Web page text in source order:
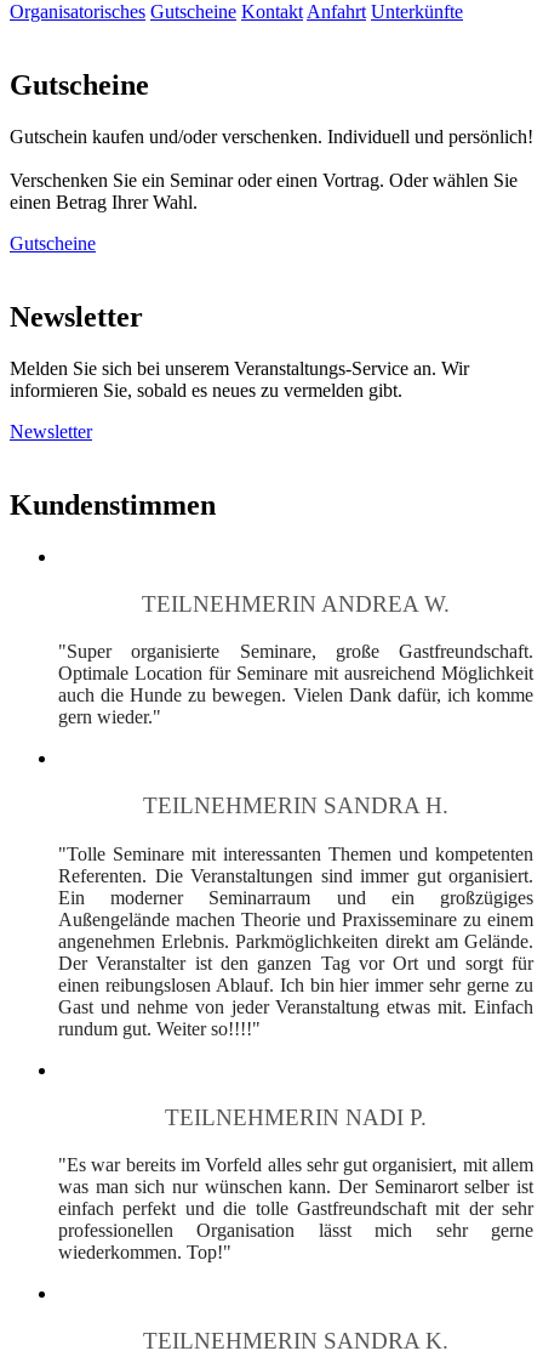
Organisatorisches Gutscheine KontaktAnfahrt Unterkünfte
Gutscheine
Gutschein kaufen und/oder verschenken. Individuell und persönlich!
Verschenken Sie ein Seminar oder einen Vortrag. Oder wählen Sie
einen Betrag Ihrer Wahl.
Gutscheine
Newsletter
Melden Sie sich bei unserem Veranstaltungs-Service an. Wir
informieren Sie, sobald es neues zu vermelden gibt.
Newsletter
Kundenstimmen
TEILNEHMERIN ANDREA W.
"Super organisierte Seminare, große Gastfreundschaft.
Optimale Location für Seminare mit ausreichend Möglichkeit
auch die Hunde zu bewegen. Vielen Dank dafür, ich komme
gern wieder."
TEILNEHMERIN SANDRA H.
"Tolle Seminare mit interessanten Themen und kompetenten
Referenten. Die Veranstaltungen sind immer gut organisiert.
Ein moderner Seminarraum und ein großzügiges
Außengelände machen Theorie und Praxisseminare zu einem
angenehmen Erlebnis. Parkmöglichkeiten direkt am Gelände.
Der Veranstalter ist den ganzen Tag vor Ort und sorgt für
einen reibungslosen Ablauf. Ich bin hier immer sehr gerne zu
Gast und nehme von jeder Veranstaltung etwas mit. Einfach
rundum gut. Weiter so!!!!"
TEILNEHMERIN NADI P.
"Es war bereits im Vorfeld alles sehr gut organisiert, mit allem
was man sich nur wünschen kann. Der Seminarort selber ist
einfach perfekt und die tolle Gastfreundschaft mit der sehr
professionellen Organisation lässt mich sehr gerne
wiederkommen. Top!"
TEILNEHMERIN SANDRA K.